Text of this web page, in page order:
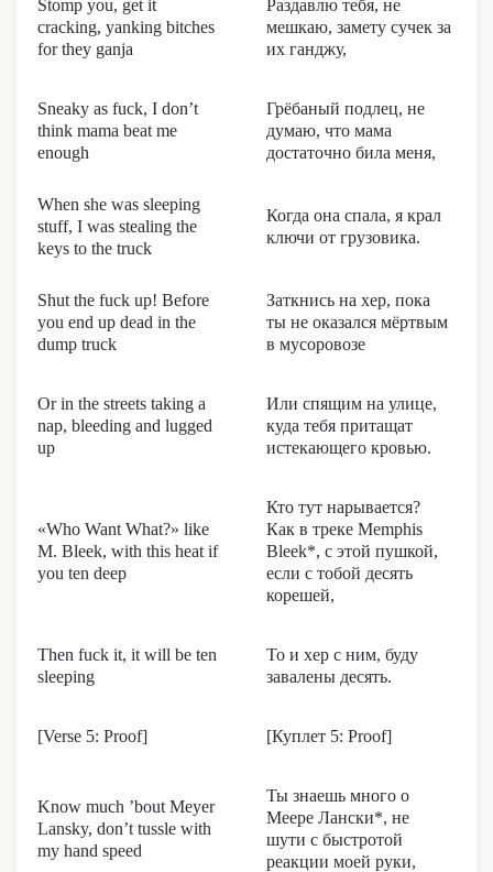
Stomp you, get it
cracking, yanking bitches
for they ganja
Раздавлю тебя, не
мешкаю, замету сучек за
их ганджу,
Sneaky as fuck, I don’t
think mama beat me
enough
Грёбаный подлец, не
думаю, что мама
достаточно била меня,
When she was sleeping
stuff, I was stealing the
keys to the truck
Когда она спала, я крал
ключи от грузовика.
Shut the fuck up! Before
you end up dead in the
dump truck
Заткнись на хер, пока
ты не оказался мёртвым
в мусоровозе
Or in the streets taking a
nap, bleeding and lugged
up
Или спящим на улице,
куда тебя притащат
истекающего кровью.
«Who Want What?» like
M. Bleek, with this heat if
you ten deep
Кто тут нарывается?
Как в треке Memphis
Bleek*, с этой пушкой,
если с тобой десять
корешей,
Then fuck it, it will be ten
sleeping
То и хер с ним, буду
завалены десять.
[Verse 5: Proof] [Куплет 5: Proof]
Know much ’bout Meyer
Lansky, don’t tussle with
my hand speed
Ты знаешь много о
Меере Лански*, не
шути с быстротой
реакции моей руки,